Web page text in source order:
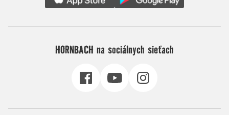
HORNBACH na sociálnych sieťach